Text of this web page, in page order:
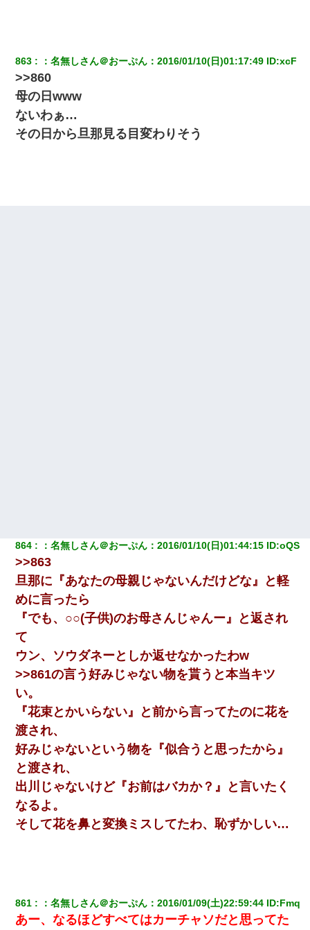
別れた。その元彼が交通事故で重体になっているらしく…
【戦争】不妊の俺嫁に弟嫁が2日間4歳児を託児 俺嫁はそこまで気
にしてなかったが、あまりにも子供が俺嫁に懐くので最後らへん
顔引きつってた → そして弟嫁が迎えに来た翌日…
863 ：名無しさん＠おーぷん ：2016/01/10(日)01:17:49 ID:xcF
>>860
母の日www
ないわぁ…
その日から旦那見る目変わりそう
864 ：名無しさん＠おーぷん ：2016/01/10(日)01:44:15 ID:oQS
>>863
旦那に『あなたの母親じゃないんだけどな』と軽
めに言ったら
『でも、○○(子供)のお母さんじゃんー』と返され
て
ウン、ソウダネーとしか返せなかったわw
>>861の言う好みじゃない物を貰うと本当キツ
い。
『花束とかいらない』と前から言ってたのに花を
渡され、
好みじゃないという物を『似合うと思ったから』
と渡され、
出川じゃないけど『お前はバカか？』と言いたく
なるよ。
そして花を鼻と変換ミスしてたわ、恥ずかしい…
861 ：名無しさん＠おーぷん ：2016/01/09(土)22:59:44 ID:Fmq
あー、なるほどすべてはカーチャソだと思ってた